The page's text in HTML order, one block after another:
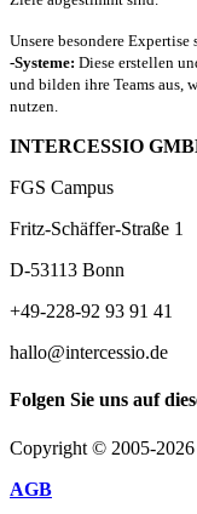
Unsere besondere Expertise
-Systeme: Diese erstellen
und bilden ihre Teams aus,
nutzen.
INTERCESSIO
FGS Campus
Fritz-Schäffer-Straße 1
D-53113 Bonn
+49-228-92 93 91 41
hallo@intercessio.de
Folgen Sie uns auf
Copyright © 2005-2026
AGB